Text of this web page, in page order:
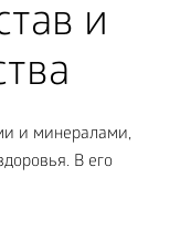
и
и минералами,
В его